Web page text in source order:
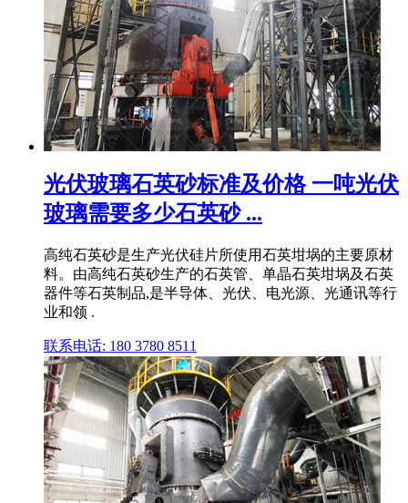
光伏玻璃石英砂标准及价格 一吨光伏
玻璃需要多少石英砂 ...
高纯石英砂是生产光伏硅片所使用石英坩埚的主要原材
料。由高纯石英砂生产的石英管、单晶石英坩埚及石英
器件等石英制品,是半导体、光伏、电光源、光通讯等行
业和领 .
联系电话: 180 3780 8511